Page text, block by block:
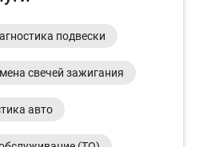
подвески
свечей зажигания
авто